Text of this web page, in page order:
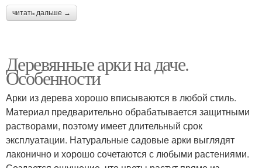
читать дальше →
Деревянные арки на даче.
Особенности
Арки из дерева хорошо вписываются в любой стиль.
Материал предварительно обрабатывается защитными
растворами, поэтому имеет длительный срок
эксплуатации. Натуральные садовые арки выглядят
лаконично и хорошо сочетаются с любыми растениями.